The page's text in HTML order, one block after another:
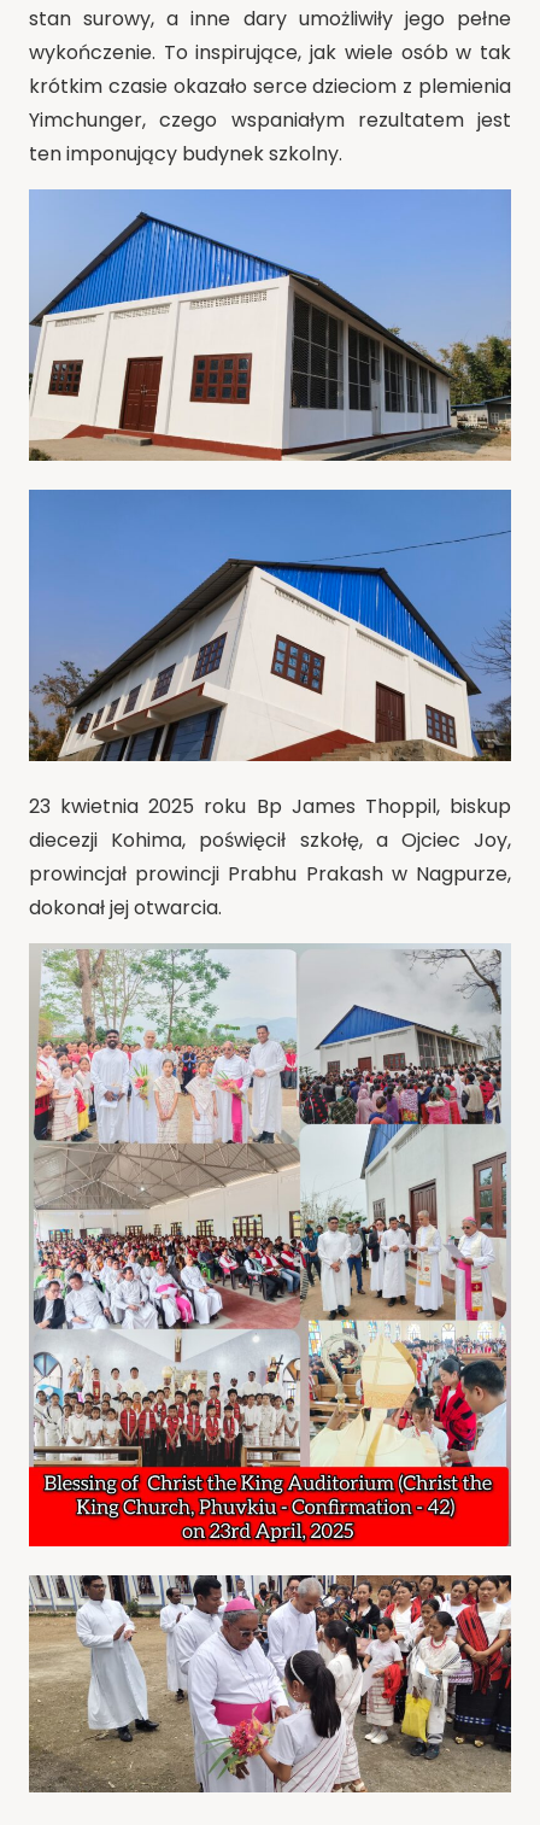
stan surowy, a inne dary umożliwiły jego pełne
wykończenie. To inspirujące, jak wiele osób w tak
krótkim czasie okazało serce dzieciom z plemienia
Yimchunger, czego wspaniałym rezultatem jest
ten imponujący budynek szkolny.
23 kwietnia 2025 roku Bp James Thoppil, biskup
diecezji Kohima, poświęcił szkołę, a Ojciec Joy,
prowincjał prowincji Prabhu Prakash w Nagpurze,
dokonał jej otwarcia.